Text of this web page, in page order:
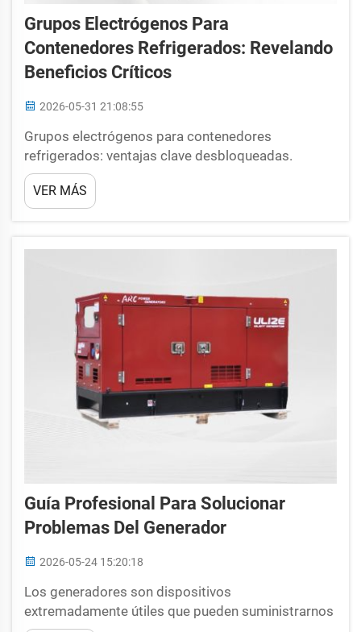
Grupos Electrógenos Para
Contenedores Refrigerados: Revelando
Beneficios Críticos
2026-05-31 21:08:55
Grupos electrógenos para contenedores
refrigerados: ventajas clave desbloqueadas.
Refrigeración eficiente desde el punto de vista
energético para productos perecederos. Voy a
enviar frutas, verduras y productos lácteos que
mantenerse frescos durante todo el trayecto.
VER MÁS
Guía Profesional Para Solucionar
Problemas Del Generador
2026-05-24 15:20:18
Los generadores son dispositivos
extremadamente útiles que pueden suministrarnos